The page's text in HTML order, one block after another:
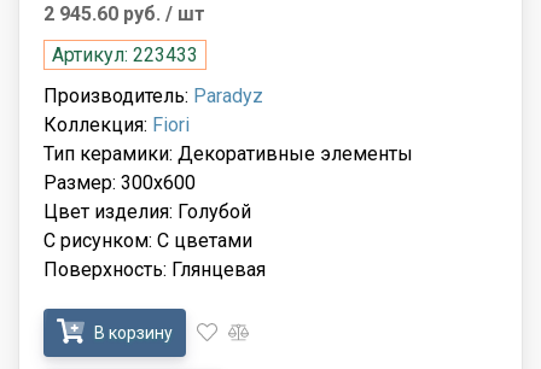
2 945.60 руб. / шт
Артикул: 223433
Производитель: Paradyz
Коллекция: Fiori
Тип керамики: Декоративные элементы
Размер: 300x600
Цвет изделия: Голубой
С рисунком: С цветами
Поверхность: Глянцевая
В корзину